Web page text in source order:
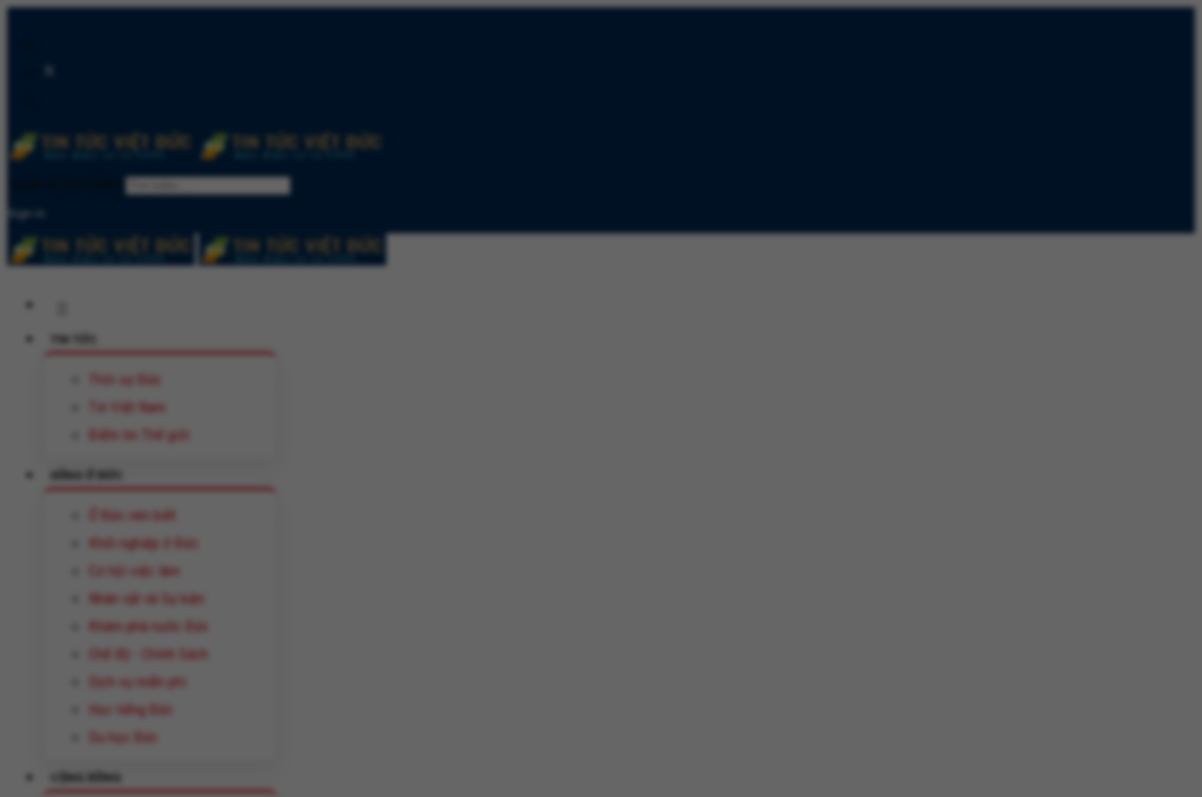
Sign In
TIN TỨC
Thời sự Đức
Tin Việt Nam
Điểm tin Thế giới
SỐNG Ở ĐỨC
Ở Đức nên biết
Khởi nghiệp ở Đức
Cơ hội việc làm
Nhân vật và Sự kiện
Khám phá nước Đức
Chế độ - Chính Sách
Dịch vụ miễn phí
Học tiếng Đức
Du học Đức
CỘNG ĐỒNG